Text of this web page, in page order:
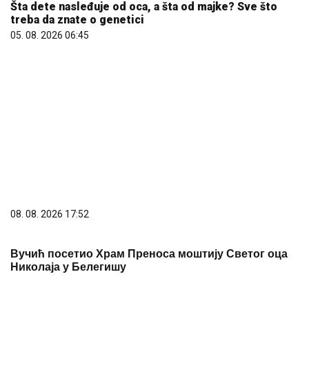
Šta dete nasleđuje od oca, a šta od majke? Sve što
treba da znate o genetici
05. 08. 2026 06:45
08. 08. 2026 17:52
Вучић посетио Храм Преноса моштију Светог оца
Николаја у Белегишу